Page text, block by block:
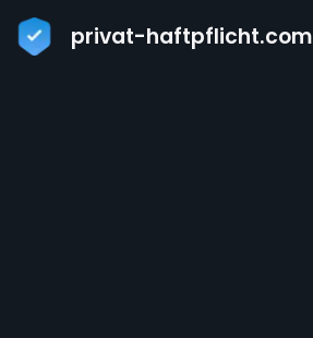
Zum
Inhalt
privat-haftpflicht.com